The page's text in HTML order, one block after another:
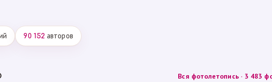
90 152 авторов
Вся фотолетопись · 3 483